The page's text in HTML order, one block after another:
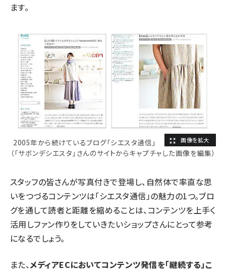
ます。
2005年から続けているブログ「シエスタ通信」
（「サボンデシエスタ」さんのサイトからキャプチャした画像を編集）
スタッフの皆さんが写真付きで登場し、自然体で率直な思
いをつづるコンテンツは「シエスタ通信」の魅力の1つ。ブロ
グを通して読者と距離を縮めることは、コンテンツを上手く
活用しファン作りをしていきたいショップさんにとって参考
になるでしょう。
また、メディアECにおいてコンテンツ発信を「継続する」こ